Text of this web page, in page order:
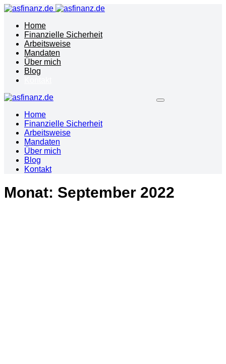
Home
Finanzielle Sicherheit
Arbeitsweise
Mandaten
Über mich
Blog
Home
Finanzielle Sicherheit
Arbeitsweise
Mandaten
Über mich
Blog
Kontakt
Monat: September 2022